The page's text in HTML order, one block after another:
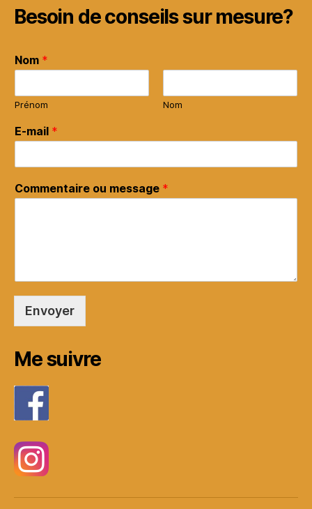
Besoin de conseils sur mesure?
Nom *
Prénom Nom
E-mail *
Commentaire ou message *
Envoyer
Me suivre